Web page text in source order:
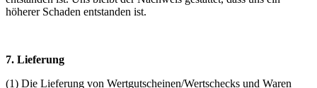
höherer Schaden entstanden ist.
7. Lieferung
(1) Die Lieferung von Wertgutscheinen/Wertschecks und Waren